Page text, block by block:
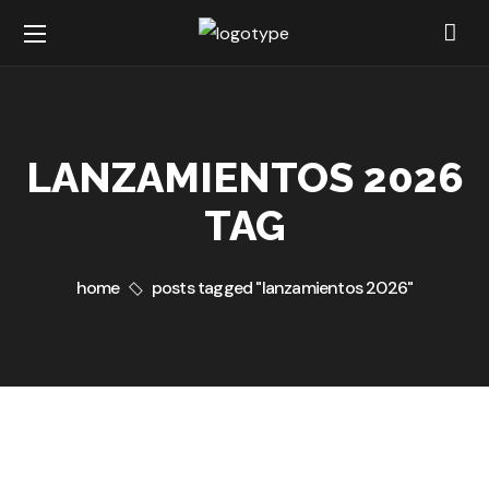
LANZAMIENTOS 2026
TAG
home posts tagged "lanzamientos 2026"